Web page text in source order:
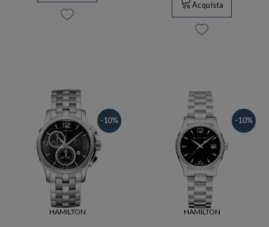
Acquista
-10%
HAMILTON
-10%
HAMILTON